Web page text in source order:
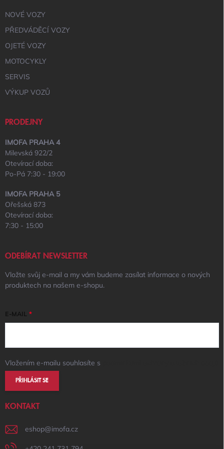
NOVÉ VOZY
PŘEDVÁDĚCÍ VOZY
OJETÉ VOZY
MOTOCYKLY
SERVIS
VÝKUP VOZŮ
PRODEJNY
IMOFA PRAHA 4
Milevská 922/2
Otevírací doba:
Po-Pá 7:30 - 19:00
IMOFA PRAHA 5
Ořešská 873
Otevírací doba:
7:30 - 15:00
ODEBÍRAT NEWSLETTER
Vložte svůj e-mail a my vám budeme zasílat informace o nových
produktech na našem e-shopu.
E-MAIL
Vložením e-mailu souhlasíte s
PŘIHLÁSIT SE
KONTAKT
eshop@imofa.cz